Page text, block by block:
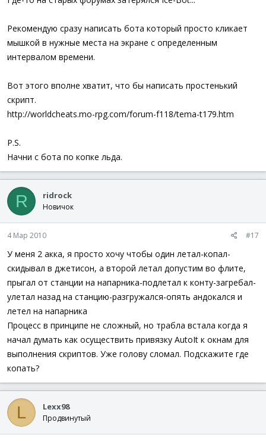
Рекомендую сразу написать бота который просто кликает
мышкой в нужные места на экране с определенным
интервалом времени.
Вот этого вполне хватит, что бы написать простенький
скрипт.
http://worldcheats.mo-rpg.com/forum-f118/tema-t179.htm
P.S.
Начни с бота по копке льда.
R ridrock
Новичок
4 Мар 2010 #17
У меня 2 акка, я просто хочу чтобы один летал-копал-
скидывал в джетисон, а второй летал допустим во флите,
прыгал от станции на напарника-подлетал к конту-загребал-
улетал назад на станцию-разгружался-опять андокался и
летел на напарника
Процесс в принципе не сложный, но трабла встала когда я
начал думать как осуществить привязку AutoIt к окнам для
выполнения скриптов. Уже голову сломал. Подскажите где
копать?
L Lexx98
Продвинутый